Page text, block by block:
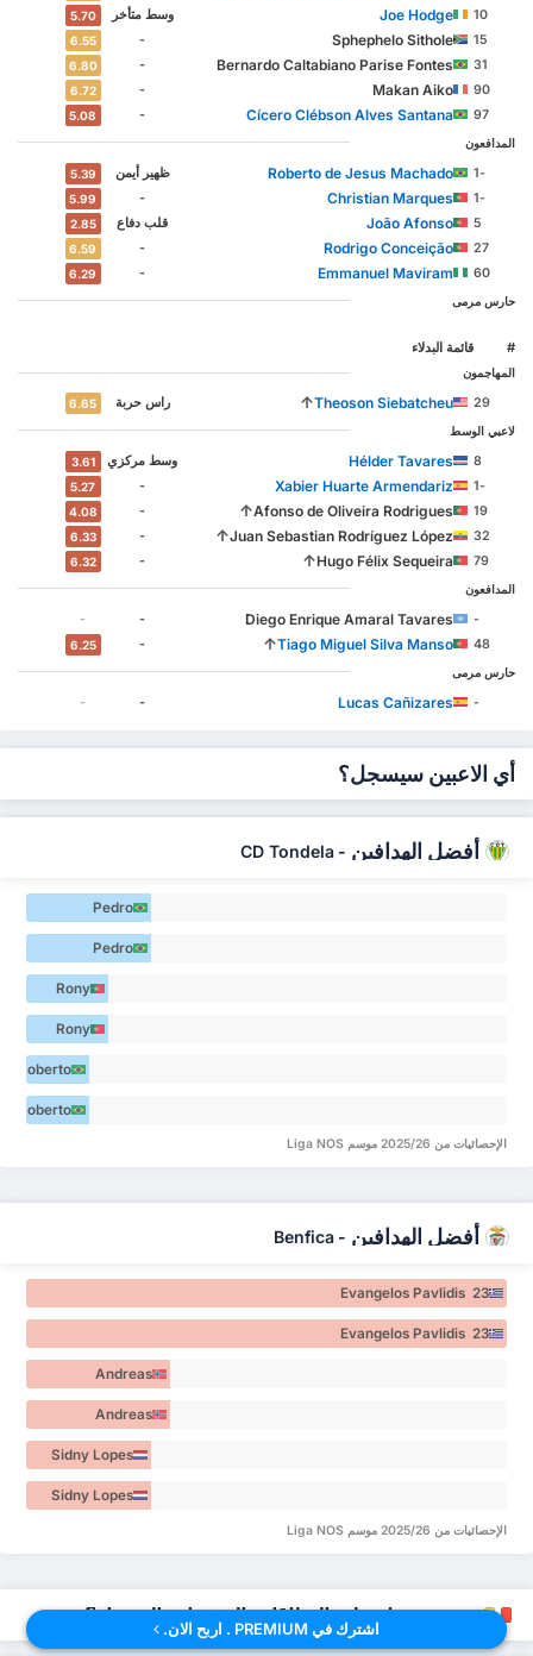
10
Joe Hodge وسط ‏متأخر 5.70
15
Sphephelo Sithole
-
6.55
31
Bernardo Caltabiano Parise Fontes
-
6.80
90
Makan Aiko
-
6.72
97
Cícero Clébson Alves Santana
-
5.08
المدافعون
-1
Roberto de Jesus Machado ظهير أيمن 5.39
-1
Christian Marques
-
5.99
5
João Afonso ‏قلب دفاع 2.85
27
Rodrigo Conceição
-
6.59
60
Emmanuel Maviram
-
6.29
حارس مرمى
# ‏قائمة البدلاء
المهاجمون
29
Theoson Siebatcheu
↑ ‏راس حربة 6.65
لاعبي الوسط
8
Hélder Tavares وسط مركزي 3.61
-1
Xabier Huarte Armendariz
-
5.27
19
Afonso de Oliveira Rodrigues
↑
-
4.08
32
Juan Sebastian Rodríguez López
↑
-
6.33
79
Hugo Félix Sequeira
↑
-
6.32
المدافعون
-
Diego Enrique Amaral Tavares
-
-
48
Tiago Miguel Silva Manso
↑
-
6.25
حارس مرمى
-
Lucas Cañizares
-
-
أي الاعبين سيسجل؟
أفضل الهدافين -
CD Tondela
Pedro
Henryque Pereira
dos Santos 6
Pedro
Henryque Pereira
dos Santos 6
Rony
Lopes 4
Rony
Lopes 4
Roberto
de Jesus
Machado 3
Roberto
الإحصائيات من 2025/26 موسم Liga NOS
أفضل الهدافين -
Benfica
Evangelos Pavlidis 23
Evangelos Pavlidis 23
Andreas
Schjelderup 7
Andreas
Schjelderup 7
Sidny Lopes
Cabral 6
Sidny Lopes
الإحصائيات من 2025/26 موسم Liga NOS
من سيحصل على البطاقات الصفراء والحمراء؟
اشترك في PREMIUM . اربح الان.